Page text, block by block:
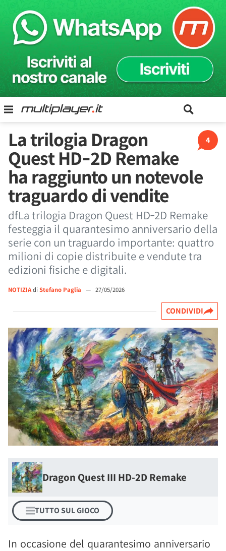
4
La trilogia Dragon
Quest HD‑2D Remake
ha raggiunto un notevole
traguardo di vendite
dfLa trilogia Dragon Quest HD‑2D Remake
festeggia il quarantesimo anniversario della
serie con un traguardo importante: quattro
milioni di copie distribuite e vendute tra
edizioni fisiche e digitali.
NOTIZIAdi Stefano Paglia — 27/05/2026
CONDIVIDI
Dragon Quest III HD-2D Remake
TUTTO SUL GIOCO
In occasione del quarantesimo anniversario